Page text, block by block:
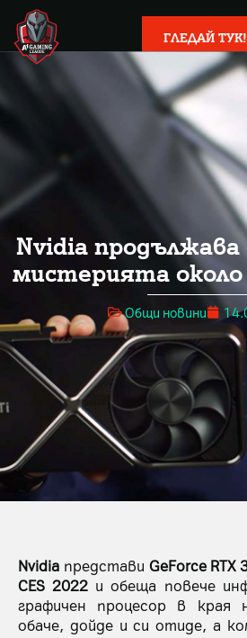
ГЛЕДАЙ ТУК!
Nvidia продължава
мистерията около
Общи новини
Nvidia представи GeForce RTX
CES 2022 и обеща повече
графичен процесор в края
обаче, дойде и си отиде, а